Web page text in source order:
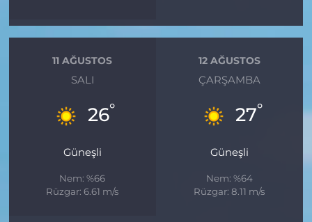
11 AĞUSTOS
SALI
26°
Güneşli
Nem: %66
Rüzgar: 6.61 m/s
12 AĞUSTOS
ÇARŞAMBA
27°
Güneşli
Nem: %64
Rüzgar: 8.11 m/s